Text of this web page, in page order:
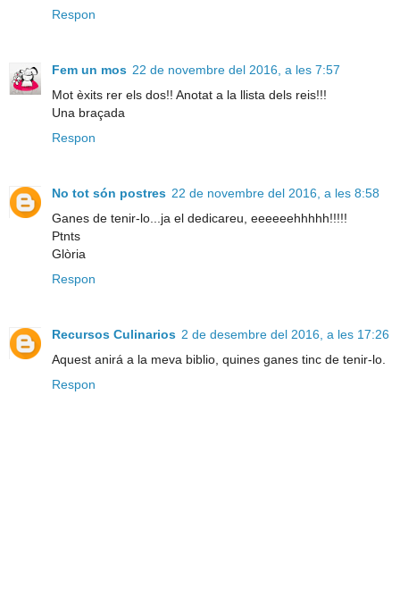
Respon
Fem un mos 22 de novembre del 2016, a les 7:57
Mot èxits rer els dos!! Anotat a la llista dels reis!!!
Una braçada
Respon
No tot són postres 22 de novembre del 2016, a les 8:58
Ganes de tenir-lo...ja el dedicareu, eeeeeehhhhh!!!!!
Ptnts
Glòria
Respon
Recursos Culinarios 2 de desembre del 2016, a les 17:26
Aquest anirá a la meva biblio, quines ganes tinc de tenir-lo.
Respon